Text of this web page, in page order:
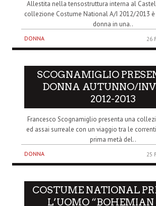
Allestita nella tensostruttura interna al
collezione Costume National A/I 2012/2013 è
donna in una..
DONNA 26
SCOGNAMIGLIO
DONNA AUTUNNO/
2012-2013
Francesco Scognamiglio presenta una
ed assai surreale con un viaggio tra le
prima metà del..
DONNA 25
COSTUME NATIONAL
L’UOMO